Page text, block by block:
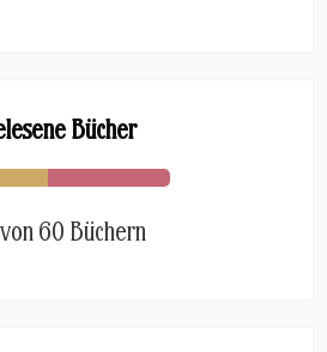
Bücher
60 Büchern